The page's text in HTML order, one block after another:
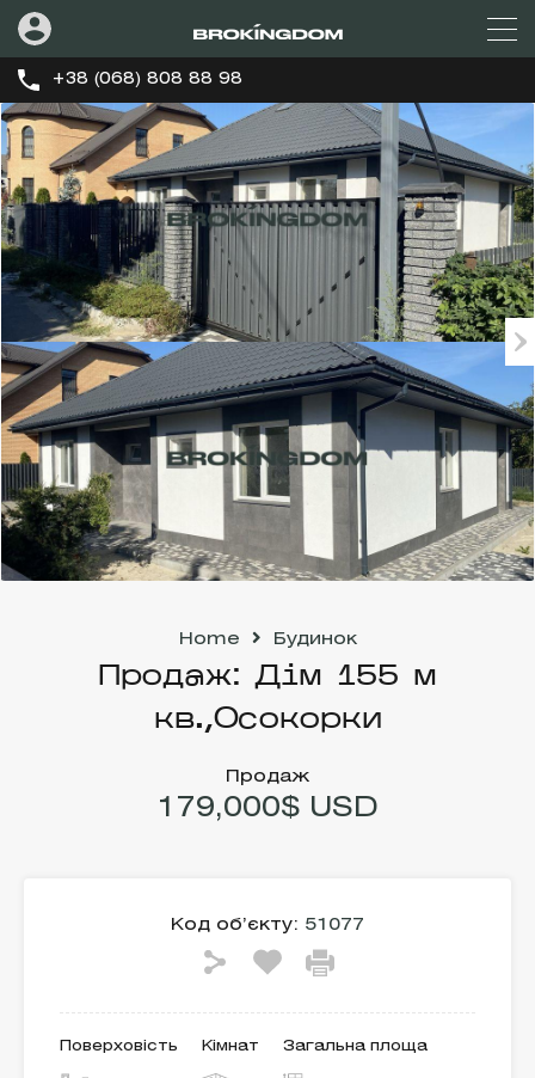
+38 (068) 808 88 98
Home Будинок
Продаж: Дім 155 м
кв.,Осокорки
Продаж
179,000$ USD
Код об’єкту: 51077
Поверховість Кімнат Загальна площа